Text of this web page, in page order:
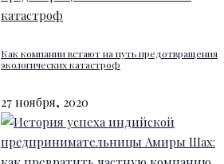
Как компании встают на путь предотвращения
экологических катастроф
27 ноября, 2020